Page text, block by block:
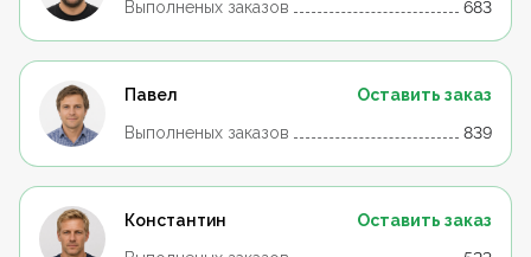
Выполненых заказов
683
Павел
Оставить заказ
Выполненых заказов
839
Константин
Оставить заказ